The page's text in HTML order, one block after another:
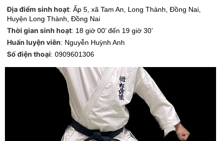
Địa điểm sinh hoạt: Ấp 5, xã Tam An, Long Thành, Đồng Nai
Huyện Long Thành Đồng Nai
Thời gian sinh hoạt: 18 giờ 00’ đến 19 giờ 30’
Huấn luyện viên: Nguyễn Huỳnh Anh
Số điện thoại: 0909601306